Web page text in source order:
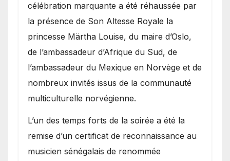
célébration marquante a été réhaussée par
la présence de Son Altesse Royale la
princesse Märtha Louise, du maire d’Oslo,
de l’ambassadeur d’Afrique du Sud, de
l’ambassadeur du Mexique en Norvège et de
nombreux invités issus de la communauté
multiculturelle norvégienne.
​L’un des temps forts de la soirée a été la
remise d’un certificat de reconnaissance au
musicien sénégalais de renommée